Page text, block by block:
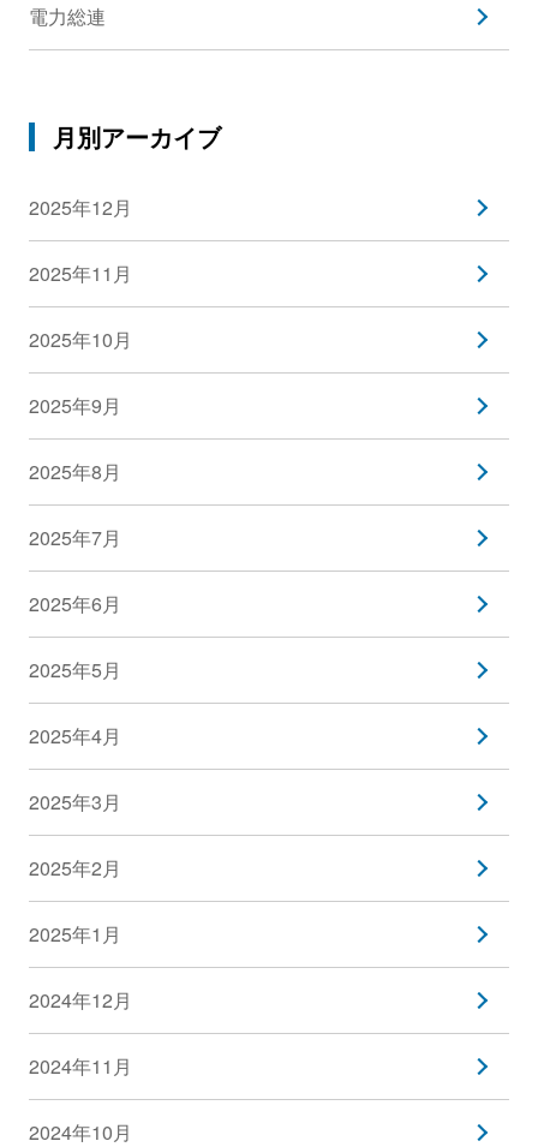
電力総連
月別アーカイブ
2025年12月
2025年11月
2025年10月
2025年9月
2025年8月
2025年7月
2025年6月
2025年5月
2025年4月
2025年3月
2025年2月
2025年1月
2024年12月
2024年11月
2024年10月